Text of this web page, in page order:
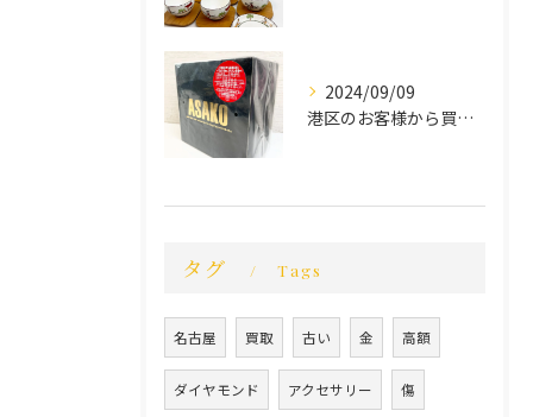
2024/09/09
港区のお客様から買取させていただきました。
タグ Tags
名古屋 買取 古い 金 高額
ダイヤモンド アクセサリー 傷